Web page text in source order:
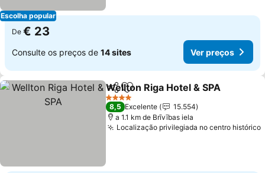
Escolha popular
De € 23
Consulte os preços de 14 sites Ver preços
PartilharAdicionar aos favoritos
Wellton Riga Hotel & SPA
4 Estrelas
8,5 Excelente
15.554
a 1.1 km de Brīvības iela
Localização privilegiada no centro histórico